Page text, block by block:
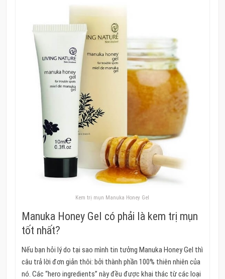
Kem trị mụn Manuka Honey Gel
Manuka Honey Gel có phải là kem trị mụn
tốt nhất?
Nếu bạn hỏi lý do tại sao mình tin tưởng Manuka Honey Gel thì
câu trả lời đơn giản thôi: bởi thành phần 100% thiên nhiên của
nó. Các “hero ingredients” này đều được khai thác từ các loại